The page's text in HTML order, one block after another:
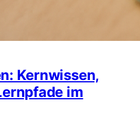
Kernwissen,
im